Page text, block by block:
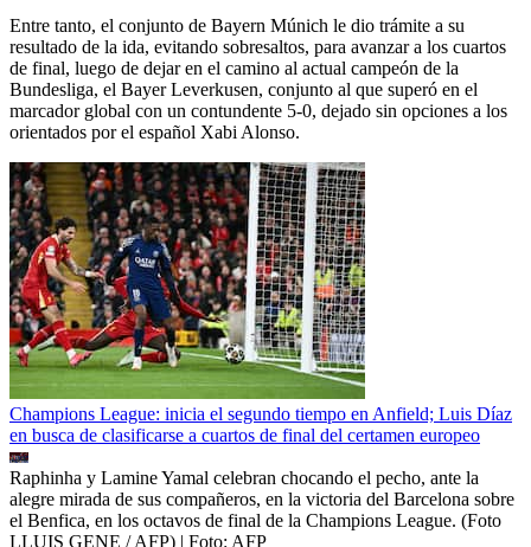
Entre tanto, el conjunto de Bayern Múnich le dio trámite a su
resultado de la ida, evitando sobresaltos, para avanzar a los cuartos
de final, luego de dejar en el camino al actual campeón de la
Bundesliga, el Bayer Leverkusen, conjunto al que superó en el
marcador global con un contundente 5-0, dejado sin opciones a los
orientados por el español Xabi Alonso.
Champions League: inicia el segundo tiempo en Anfield; Luis Díaz
en busca de clasificarse a cuartos de final del certamen europeo
Raphinha y Lamine Yamal celebran chocando el pecho, ante la
alegre mirada de sus compañeros, en la victoria del Barcelona sobre
el Benfica, en los octavos de final de la Champions League. (Foto
LLUIS GENE / AFP) | Foto: AFP